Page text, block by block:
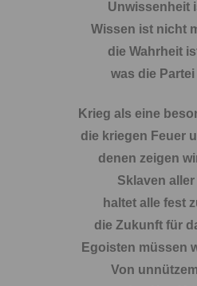
Unwissenheit
Wissen ist nicht
die Wahrheit
was die
Krieg als eine
die kriegen Feuer
denen zeigen
Sklaven
haltet alle fest
die Zukunft für
Egoisten müssen
Von